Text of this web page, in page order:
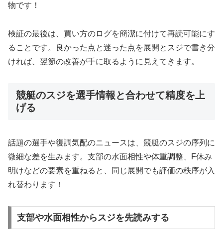
物です！
検証の最後は、買い方のログを簡潔に付けて再読可能にす
ることです。良かった点と迷った点を展開とスジで書き分
ければ、翌節の改善が手に取るように見えてきます。
競艇のスジを選手情報と合わせて精度を上
げる
話題の選手や復調気配のニュースは、競艇のスジの序列に
微細な差を生みます。支部の水面相性や体重調整、F休み
明けなどの要素を重ねると、同じ展開でも評価の秩序が入
れ替わります！
支部や水面相性からスジを先読みする